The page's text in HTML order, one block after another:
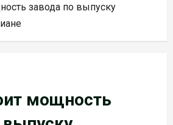
завода по выпуску
мощность